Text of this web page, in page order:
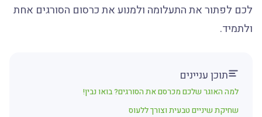
לכם לפתור את התעלומה ולמנוע את כרסום הסורגים אחת
ולתמיד.
תוכן עניינים
למה האוגר שלכם מכרסם את הסורגים? בואו נבין!
שחיקת שיניים טבעית וצורך ללעוס